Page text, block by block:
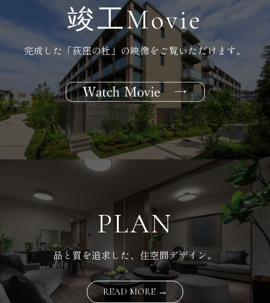
竣工Movie
完成した「荻窪の杜」の映像をご覧いただけます。
PLAN
品と質を追求した、住空間デザイン。
READ MORE →